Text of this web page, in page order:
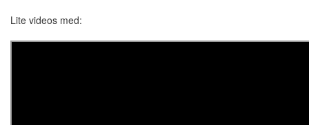
Lite videos med: